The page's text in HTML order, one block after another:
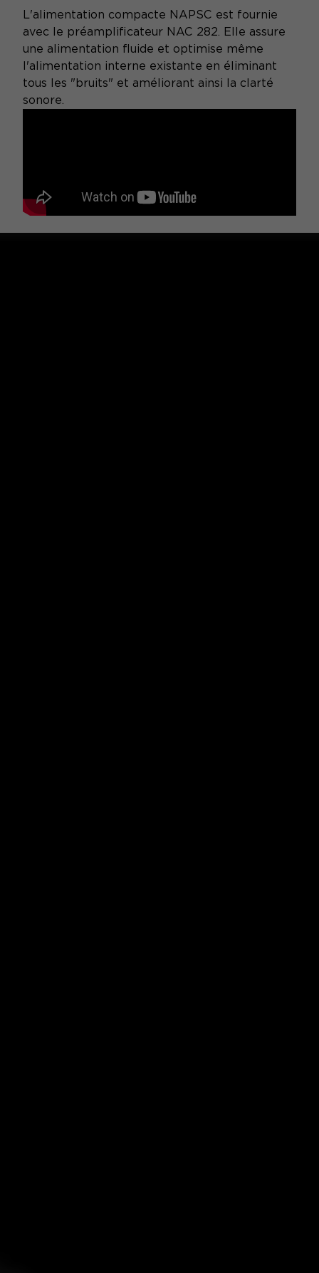
L'alimentation compacte NAPSC est fournie
avec le préamplificateur NAC 282. Elle assure
une alimentation fluide et optimise même
l'alimentation interne existante en éliminant
tous les "bruits" et améliorant ainsi la clarté
sonore.